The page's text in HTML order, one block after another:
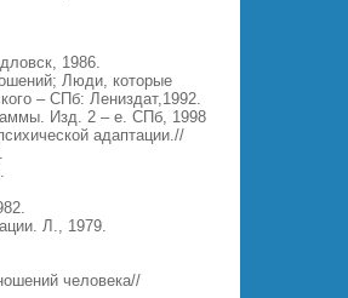
1986.
Люди, которые
– СПб: Лениздат,1992.
Изд. 2 – е. СПб, 1998
адаптации.//
Л., 1979.
человека//